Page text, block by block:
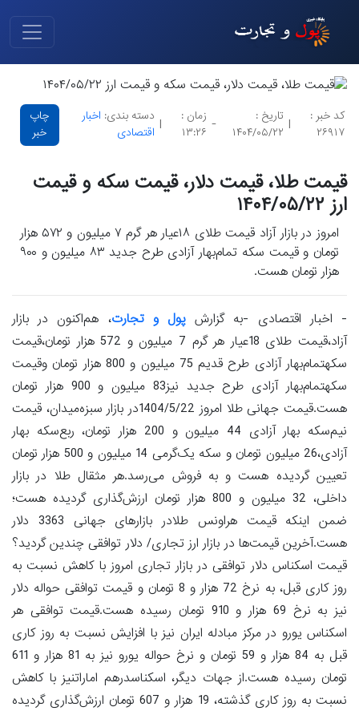
کد خبر :
۲۶۹۱۷
|
تاریخ :
۱۴۰۴/۰۵/۲۲
-
زمان :
۱۳:۲۶
|
دسته بندی: اخبار
اقتصادی
چاپ
خبر
قیمت طلا، قیمت دلار، قیمت سکه و قیمت
ارز ۱۴۰۴/۰۵/۲۲
امروز در بازار آزاد قیمت طلای ۱۸عیار هر گرم ۷ میلیون و ۵۷۲ هزار
تومان و قیمت سکه تمام‌بهار آزادی طرح جدید ۸۳ میلیون و ۹۰۰
هزار تومان هست.
- اخبار اقتصادی -به گزارش پول و تجارت، هم‌اکنون در بازار
آزاد،قیمت طلای 18عیار هر گرم 7 میلیون و 572 هزار تومان،قیمت
سکهتمام‌بهار آزادی طرح قدیم 75 میلیون و 800 هزار تومان وقیمت
سکهتمام‌بهار آزادی طرح جدید نیز83 میلیون و 900 هزار تومان
هست.قیمت جهانی طلا امروز 1404/5/22در بازار سبزه‌میدان، قیمت
نیم‌سکه بهار آزادی 44 میلیون و 200 هزار تومان، ربع‌سکه بهار
آزادی،26 میلیون تومان و سکه یک‌گرمی 14 میلیون و 500 هزار تومان
تعیین گردیده هست و به فروش می‌رسد.هر مثقال طلا در بازار
داخلی، 32 میلیون و 800 هزار تومان ارزش‌گذاری گردیده هست؛
ضمن اینکه قیمت هراونس طلادر بازارهای جهانی 3363 دلار
هست.آخرین قیمت‌ها در بازار ارز تجاری/ دلار توافقی چندین گردید؟
قیمت اسکناس دلار توافقی در بازار تجاری امروز با کاهش نسبت به
روز کاری قبل، به نرخ 72 هزار و 8 تومان و قیمت توافقی حواله دلار
نیز به نرخ 69 هزار و 910 تومان رسیده هست.قیمت توافقی هر
اسکناس یورو در مرکز مبادله ایران نیز با افزایش نسبت به روز کاری
قبل به 84 هزار و 59 تومان و نرخ حواله یورو نیز به 81 هزار و 611
تومان رسیده هست.از جهات دیگر، اسکناسدرهم اماراتنیز با کاهش
نسبت به روز کاری گذشته، 19 هزار و 607 تومان ارزش‌گذاری گردیده